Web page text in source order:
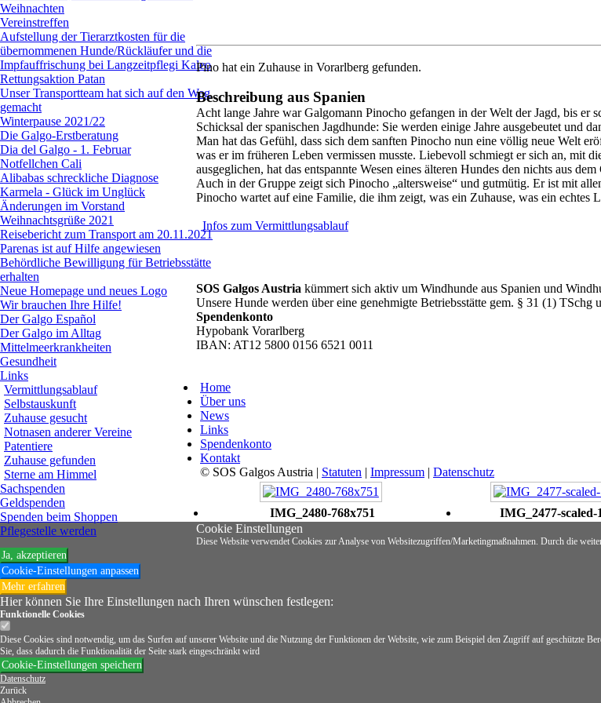
Weihnachten
Vereinstreffen
Aufstellung der Tierarztkosten für die
übernommenen Hunde/Rückläufer und die
Impfauffrischung bei Langzeitpflegi Kaleo
Rettungsaktion Patan
Unser Transportteam hat sich auf den Weg
gemacht
Winterpause 2021/22
Die Galgo-Erstberatung
Dia del Galgo - 1. Februar
Notfellchen Cali
Alibabas schreckliche Diagnose
Karmela - Glück im Unglück
Änderungen im Vorstand
Weihnachtsgrüße 2021
Reisebericht zum Transport am 20.11.2021
Parenas ist auf Hilfe angewiesen
Behördliche Bewilligung für Betriebsstätte
erhalten
Neue Homepage und neues Logo
Wir brauchen Ihre Hilfe!
Der Galgo Español
Der Galgo im Alltag
Mittelmeerkrankheiten
Gesundheit
Links
Vermittlungsablauf
Selbstauskunft
Zuhause gesucht
Notnasen anderer Vereine
Patentiere
Zuhause gefunden
Sterne am Himmel
Sachspenden
Geldspenden
Spenden beim Shoppen
Pflegestelle werden
Pino hat ein Zuhause in Vorarlberg gefunden.
Beschreibung aus Spanien
Acht lange Jahre war Galgomann Pinocho gefangen in der Welt der Jagd, bis
Schicksal der spanischen Jagdhunde: Sie werden einige Jahre ausgebeutet und
Man hat das Gefühl, dass sich dem sanften Pinocho nun eine völlig neue Welt
was er im früheren Leben vermissen musste. Liebevoll schmiegt er sich an, mit
ausgeglichen, hat das entspannte Wesen eines älteren Hundes den nichts aus
Auch in der Gruppe zeigt sich Pinocho „altersweise“ und gutmütig. Er ist mit
Pinocho wartet auf eine Familie, die ihm zeigt, was ein Zuhause, was ein echtes
Infos zum Vermittlungsablauf
IMG_2480-768x751 IMG_2477-scaled-
SOS Galgos Austria kümmert sich aktiv um Windhunde aus Spanien und
Unsere Hunde werden über eine genehmigte Betriebsstätte gem. § 31 (1)
Spendenkonto
Hypobank Vorarlberg
IBAN: AT12 5800 0156 6521 0011
Home
Über uns
News
Links
Spendenkonto
Kontakt
© SOS Galgos Austria | Statuten | Impressum | Datenschutz
Cookie Einstellungen
Diese Website verwendet Cookies zur Analyse von Websitezugriffen/Marketingmaßnahmen. Durch die
Ja, akzeptieren
Cookie-Einstellungen anpassen
Mehr erfahren
Hier können Sie Ihre Einstellungen nach Ihren wünschen festlegen:
Funktionelle Cookies
Diese Cookies sind notwendig, um das Surfen auf unserer Website und die Nutzung der Funktionen der Website, wie zum Beispiel den Zugriff auf geschützte
Sie, dass dadurch die Funktionalität der Seite stark eingeschränkt wird
Cookie-Einstellungen speichern
Datenschutz
Zurück